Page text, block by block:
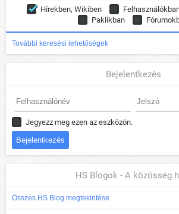
Hírekben, Wikiben
Paklikban
További keresési lehetőségek
Bejelentkezés
Jegyezz meg ezen az eszközön.
HS Blogok - A közösség
Összes HS Blog megtekintése